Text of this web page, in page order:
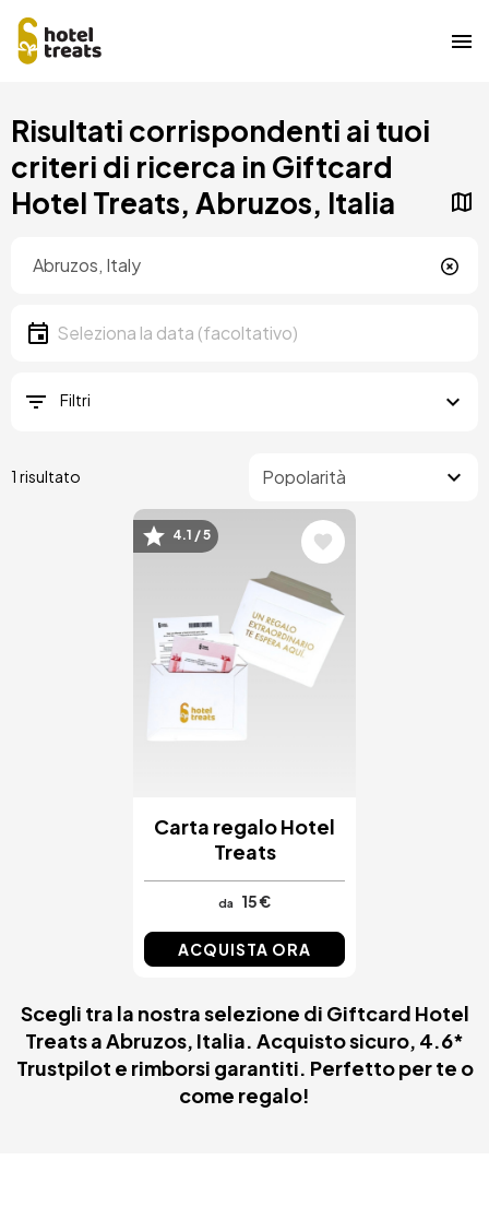
contenuto
principale
Risultati corrispondenti ai tuoi
criteri di ricerca in Giftcard
Hotel Treats, Abruzos, Italia
Data
Seleziona la data
Filtri
1 risultato
Immagine
4.1 / 5
Carta regalo Hotel
Treats
da 15 €
ACQUISTA ORA
Scegli tra la nostra selezione di Giftcard Hotel
Treats a Abruzos, Italia. Acquisto sicuro, 4.6*
Trustpilot e rimborsi garantiti. Perfetto per te o
come regalo!